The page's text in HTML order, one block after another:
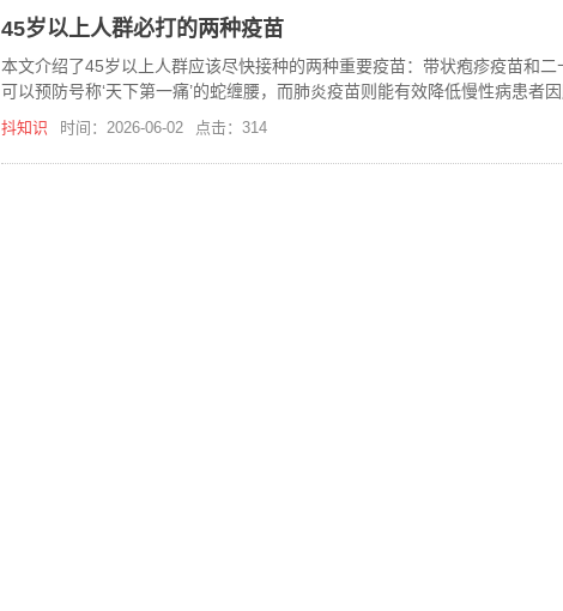
45岁以上人群必打的两种疫苗
本文介绍了45岁以上人群应该尽快接种的两种重要疫苗：带状疱疹疫苗和
可以预防号称‘天下第一痛’的蛇缠腰，而肺炎疫苗则能有效降低慢性病患者
抖知识 时间：2026-06-02 点击：314